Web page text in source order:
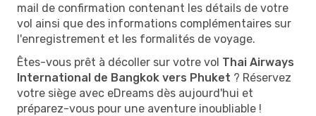
mail de confirmation contenant les détails de votre
vol ainsi que des informations complémentaires sur
l'enregistrement et les formalités de voyage.
Êtes-vous prêt à décoller sur votre vol Thai Airways
International de Bangkok vers Phuket ? Réservez
votre siège avec eDreams dès aujourd'hui et
préparez-vous pour une aventure inoubliable !